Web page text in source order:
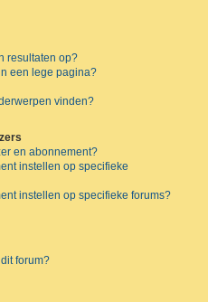
resultaten op?
een lege pagina?
vinden?
en abonnement?
instellen op specifieke
instellen op specifieke forums?
forum?